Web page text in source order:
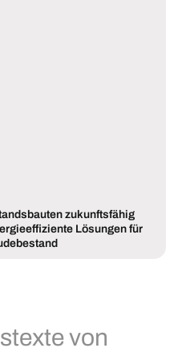
zukunftsfähig
Lösungen für
von